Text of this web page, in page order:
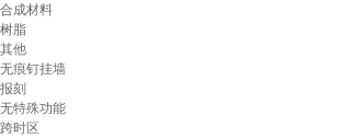
合成材料
树脂
其他
无痕钉挂墙
报刻
无特殊功能
跨时区